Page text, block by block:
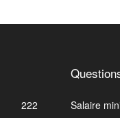
222 Salaire